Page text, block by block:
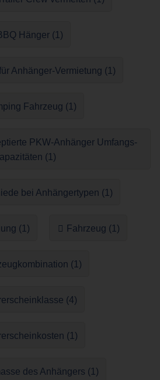
Hänger (1)
Anhänger-Vermietung (1)
Fahrzeug (1)
PKW-Anhänger Umfangs-
(1)
bei Anhängertypen (1)
(1) Fahrzeug (1)
(1)
(4)
(1)
des Anhängers (1)